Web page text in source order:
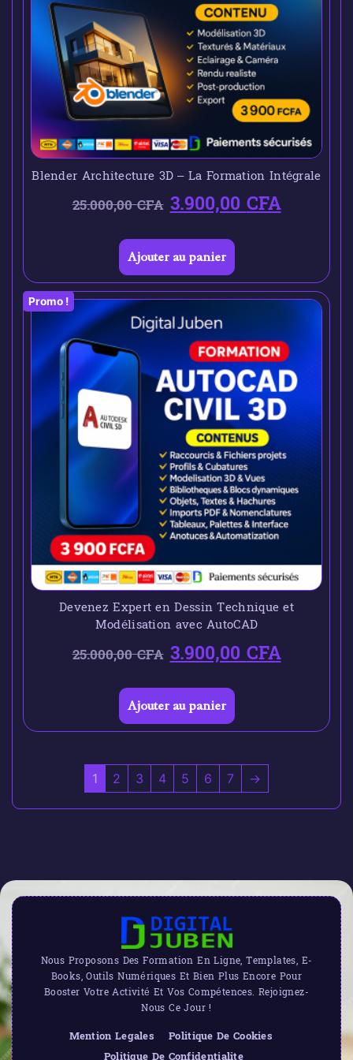
Blender Architecture 3D – La Formation Intégrale
25.000,00CFA 3.900,00CFA
Ajouter au panier
Promo !
Devenez Expert en Dessin Technique et
Modélisation avec AutoCAD
25.000,00CFA 3.900,00CFA
Ajouter au panier
1 2 3 4 5 6 7 →
Nous Proposons Des Formation En Ligne, Templates, E-
Books, Outils Numériques Et Bien Plus Encore Pour
Booster Votre Activité Et Vos Compétences. Rejoignez-
Nous Ce Jour !
Mention Legales
Politique De Cookies